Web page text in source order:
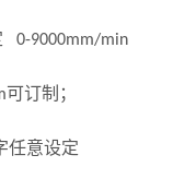
0-9000mm/min
可订制 ；
任意设定